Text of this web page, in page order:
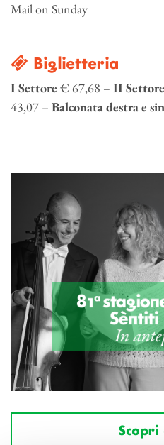
Mail on Sunday
Biglietteria
I Settore€ 67,68 – II
43,07 – Balconata destra e
Scopri